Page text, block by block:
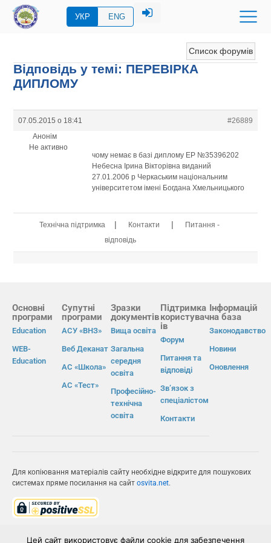
УКР ENG
Список форумів
Відповідь у темі: ПЕРЕВIРКА
ДИПЛОМУ
07.05.2015 о 18:41
#26889
Анонім
Не активно
чому немає в базі диплому ЕР №35396202
Небесна Ірина Вікторівна виданий
27.01.2006 р Черкаським національним
університетом імені Богдана Хмельницького
Технічна підтримка | Контакти |
Питання -
відповідь
Основні
програми
Education
WEB-
Education
Супутні
програми
АСУ «ВНЗ»
Веб Деканат
АС «Школа»
АС «Тест»
Зразки
документів
Вища освіта
Загальна
середня
освіта
Професійно-
технічна
освіта
Підтримка
користувач
ів
Форум
Питання та
відповіді
Зв’язок з
спеціалістом
Контакти
Інформацій
на база
Законодавство
Новини
Оновлення
Для копіювання матеріалів сайту необхідне відкрите для пошукових
системах пряме посилання на сайт osvita.net.
Цей сайт використовує файли cookie для забезпечення